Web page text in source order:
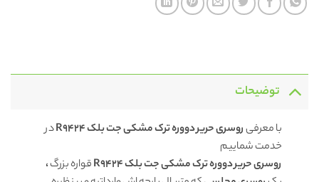
توضیحات
با معرفیروسری حریر دووره ترک مشکی جت بلک R9424
در
خدمت شماییم
روسری حریر دووره ترک مشکی جت بلک R9424
قواره بزرگ،